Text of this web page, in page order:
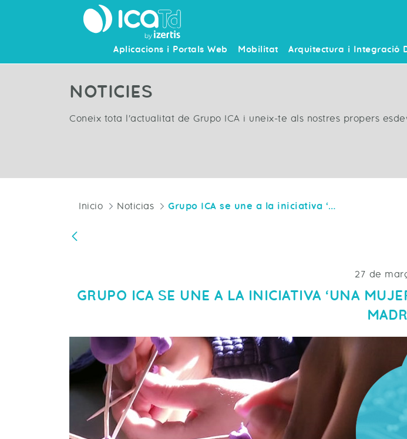
Aplicacions i Portals Web Mobilitat Arquitectura i Integració
NOTICIES
Coneix tota l'actualitat de Grupo ICA i uneix-te als nostres propers
Inicio Noticias Grupo ICA se une a la iniciativa ‘Una mujer ingeniera en cada cole’ de la Com. de Madrid
27 de
GRUPO ICA SE UNE A LA INICIATIVA ‘UNA